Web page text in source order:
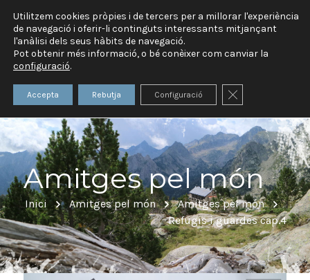
Amitges pel món
Inici Amitges pel món
Amitges pel món
Refugis i guardes cap.4
Utilitzem cookies pròpies i de tercers per a millorar l'experiència
de navegació i oferir-li continguts interessants mitjançant
l'anàlisi dels seus hàbits de navegació.
Pot obtenir més informació, o bé conèixer com canviar la
configuració.
Accepta Rebutja Configuració Tanca el bàner